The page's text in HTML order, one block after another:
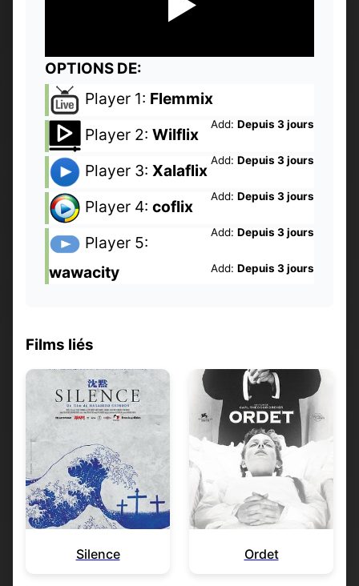
OPTIONS DE:
Player 1: Flemmix
Add: Depuis 3 jours
Player 2: Wilflix
Add: Depuis 3 jours
Player 3: Xalaflix
Add: Depuis 3 jours
Player 4: coflix
Add: Depuis 3 jours
Player 5:
wawacity
Add: Depuis 3 jours
Films liés
Silence Ordet